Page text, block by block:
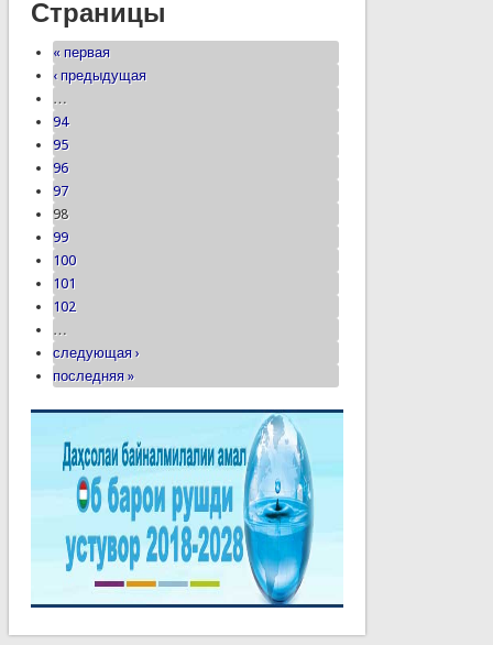
Страницы
« первая
‹ предыдущая
…
94
95
96
97
98
99
100
101
102
…
следующая ›
последняя »